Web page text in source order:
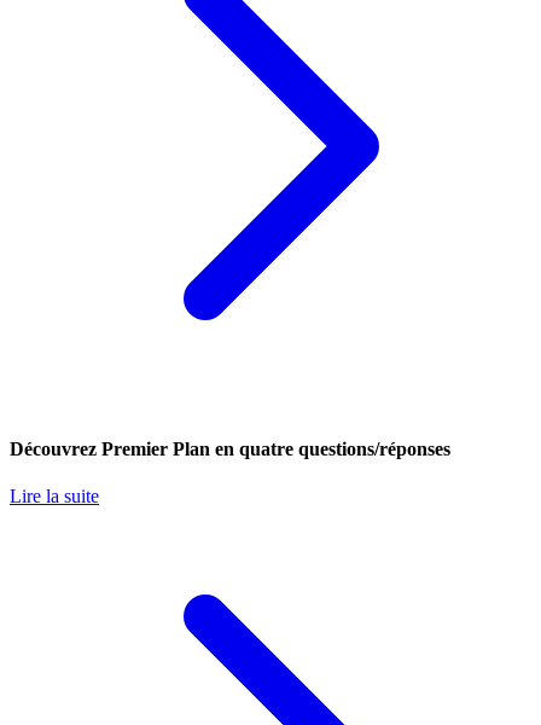
Découvrez Premier Plan en quatre questions/réponses
Lire la suite